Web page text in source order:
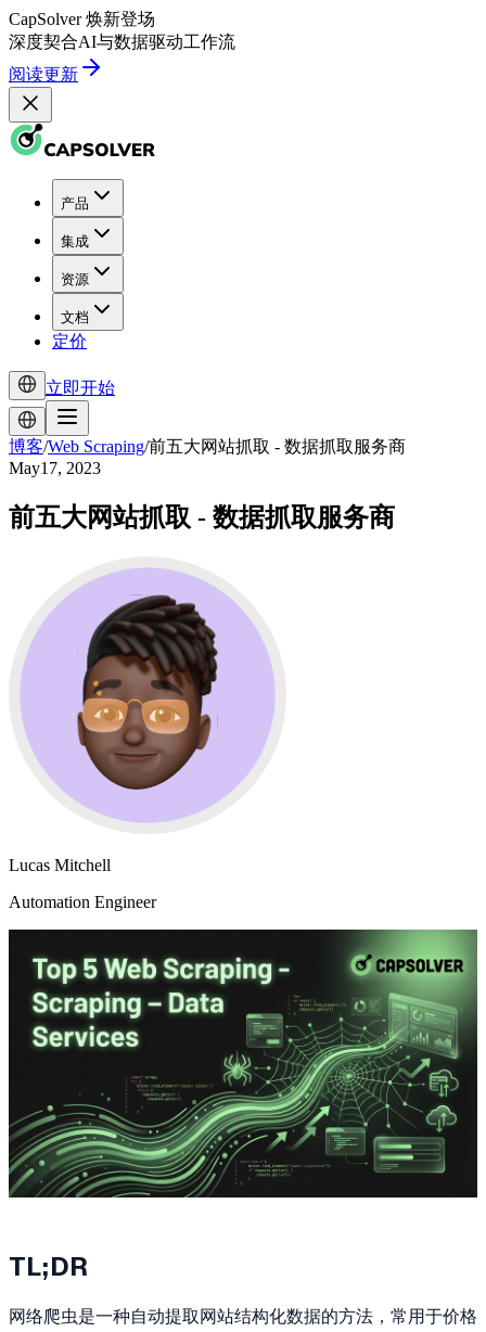
CapSolver 焕新登场
深度契合AI与数据驱动工作流
阅读更新
产品
集成
资源
文档
定价
立即开始
博客/Web Scraping/前五大网站抓取 - 数据抓取服务商
May17, 2023
前五大网站抓取 - 数据抓取服务商
Lucas Mitchell
Automation Engineer
TL;DR
网络爬虫是一种自动提取网站结构化数据的方法，常用于价格